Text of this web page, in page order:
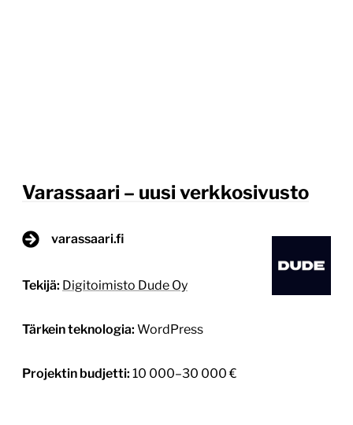
Varassaari – uusi verkkosivusto
varassaari.fi
Tekijä: Digitoimisto Dude Oy
Tärkein teknologia: WordPress
Projektin budjetti: 10 000–30 000 €